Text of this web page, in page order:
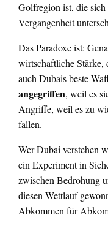
Golfregion ist, die
Vergangenheit
Das Paradoxe ist:
wirtschaftliche
auch Dubais beste
angegriffen, weil es
Angriffe, weil es zu
fallen.
Wer Dubai verstehen
ein Experiment in
zwischen Bedrohung
diesen Wettlauf
Abkommen für